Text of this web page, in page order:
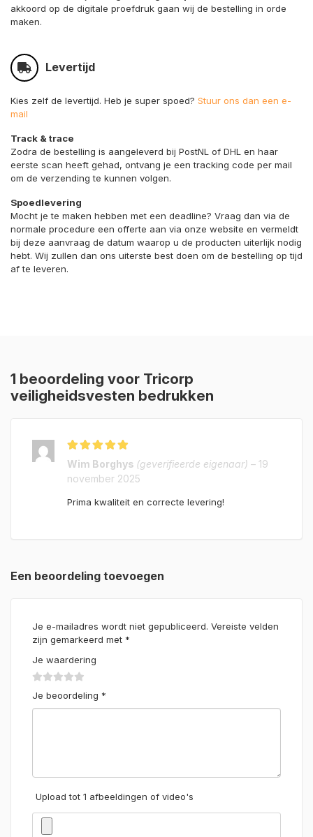
akkoord op de digitale proefdruk gaan wij de bestelling in orde
maken.
Levertijd
Kies zelf de levertijd. Heb je super spoed? Stuur ons dan een e-
mail
Track & trace
Zodra de bestelling is aangeleverd bij PostNL of DHL en haar
eerste scan heeft gehad, ontvang je een tracking code per mail
om de verzending te kunnen volgen.
Spoedlevering
Mocht je te maken hebben met een deadline? Vraag dan via de
normale procedure een offerte aan via onze website en vermeldt
bij deze aanvraag de datum waarop u de producten uiterlijk nodig
hebt. Wij zullen dan ons uiterste best doen om de bestelling op tijd
af te leveren.
1 beoordeling voor Tricorp
veiligheidsvesten bedrukken
Gewaardeerd 5
uit 5
Wim Borghys (geverifieerde eigenaar) – 19
november 2025
Prima kwaliteit en correcte levering!
Een beoordeling toevoegen
Je e-mailadres wordt niet gepubliceerd. Vereiste velden
zijn gemarkeerd met *
Je waardering
Je beoordeling *
Upload tot 1 afbeeldingen of video's